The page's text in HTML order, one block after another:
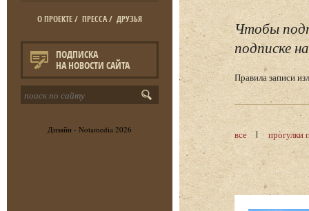
О ПРОЕКТЕ/ ПРЕССА/ ДРУЗЬЯ
ПОДПИСКА
НА НОВОСТИ САЙТА
Дизайн - Notamedia 2026
Чтобы
подписке
Правила записи
все прогулки